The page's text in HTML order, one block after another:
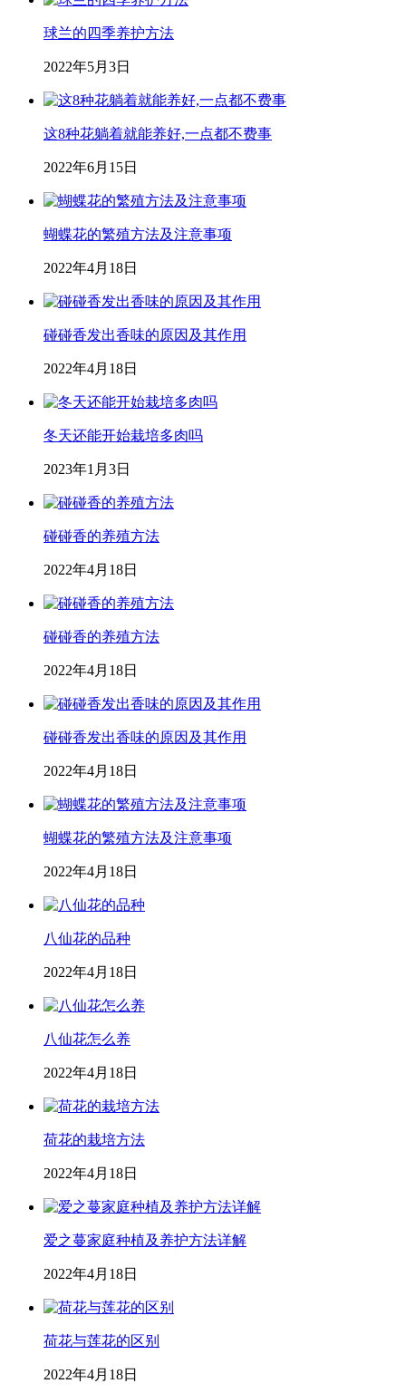
球兰的四季养护方法
2022年5月3日
这8种花躺着就能养好,一点都不费事
2022年6月15日
蝴蝶花的繁殖方法及注意事项
2022年4月18日
碰碰香发出香味的原因及其作用
2022年4月18日
冬天还能开始栽培多肉吗
2023年1月3日
碰碰香的养殖方法
2022年4月18日
碰碰香的养殖方法
2022年4月18日
碰碰香发出香味的原因及其作用
2022年4月18日
蝴蝶花的繁殖方法及注意事项
2022年4月18日
八仙花的品种
2022年4月18日
八仙花怎么养
2022年4月18日
荷花的栽培方法
2022年4月18日
爱之蔓家庭种植及养护方法详解
2022年4月18日
荷花与莲花的区别
2022年4月18日